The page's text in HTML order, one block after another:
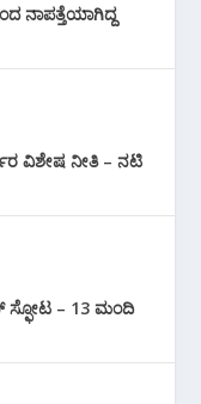
ನಾಪತ್ತೆಯಾಗಿದ್ದ
ವಿಶೇಷ ನೀತಿ – ನಟಿ
ಸ್ಫೋಟ – 13 ಮಂದಿ